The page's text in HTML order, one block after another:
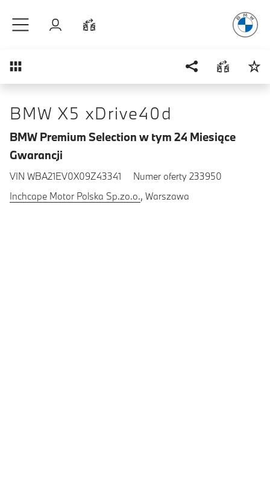
Zaloguj się
Przegląd
BMW X5 xDrive40d
BMW Premium Selection w tym 24 Miesiące
Gwarancji
VIN WBA21EV0X09Z43341
Numer oferty 233950
Inchcape Motor Polska Sp.zo.o., Warszawa